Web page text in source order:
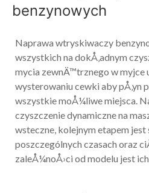
benzynowych
Naprawa wtryskiwaczy
wszystkich na dokÅ‚adnym
mycia zewnÄ™trznego w
wysterowaniu cewki aby pÅ‚yn
wszystkie moÅ¼liwe miejsca.
czyszczenie dynamiczne na
wsteczne, kolejnym etapem jest
poszczególnych czasach oraz
zaleÅ¼noÅ›ci od modelu jest